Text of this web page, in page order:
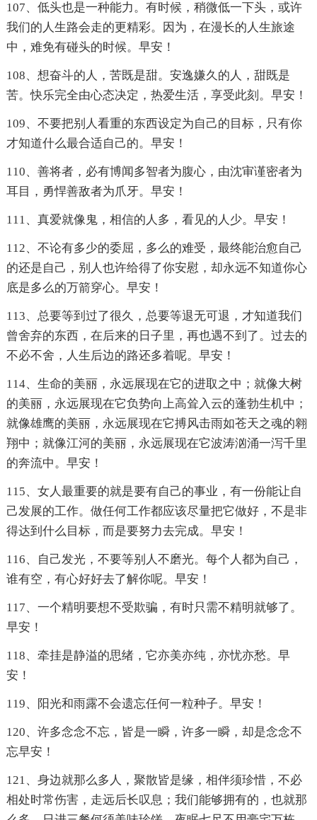
107、低头也是一种能力。有时候，稍微低一下头，或许
我们的人生路会走的更精彩。因为，在漫长的人生旅途
中，难免有碰头的时候。早安！
108、想奋斗的人，苦既是甜。安逸嫌久的人，甜既是
苦。快乐完全由心态决定，热爱生活，享受此刻。早安！
109、不要把别人看重的东西设定为自己的目标，只有你
才知道什么最合适自己的。早安！
110、善将者，必有博闻多智者为腹心，由沈审谨密者为
耳目，勇悍善敌者为爪牙。早安！
111、真爱就像鬼，相信的人多，看见的人少。早安！
112、不论有多少的委屈，多么的难受，最终能治愈自己
的还是自己，别人也许给得了你安慰，却永远不知道你心
底是多么的万箭穿心。早安！
113、总要等到过了很久，总要等退无可退，才知道我们
曾舍弃的东西，在后来的日子里，再也遇不到了。过去的
不必不舍，人生后边的路还多着呢。早安！
114、生命的美丽，永远展现在它的进取之中；就像大树
的美丽，永远展现在它负势向上高耸入云的蓬勃生机中；
就像雄鹰的美丽，永远展现在它搏风击雨如苍天之魂的翱
翔中；就像江河的美丽，永远展现在它波涛汹涌一泻千里
的奔流中。早安！
115、女人最重要的就是要有自己的事业，有一份能让自
己发展的工作。做任何工作都应该尽量把它做好，不是非
得达到什么目标，而是要努力去完成。早安！
116、自己发光，不要等别人不磨光。每个人都为自己，
谁有空，有心好好去了解你呢。早安！
117、一个精明要想不受欺骗，有时只需不精明就够了。
早安！
118、牵挂是静溢的思绪，它亦美亦纯，亦忧亦愁。早
安！
119、阳光和雨露不会遗忘任何一粒种子。早安！
120、许多念念不忘，皆是一瞬，许多一瞬，却是念念不
忘早安！
121、身边就那么多人，聚散皆是缘，相伴须珍惜，不必
相处时常伤害，走远后长叹息；我们能够拥有的，也就那